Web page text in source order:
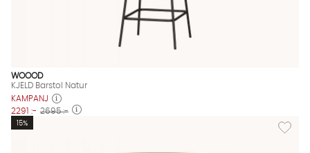
WOOOD
KJELD Barstol Natur
KAMPANJ
2291 :- 2695 :-
Lägg
15%